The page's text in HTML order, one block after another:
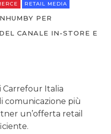
RETAIL MEDIA
PER
CANALE IN-STORE E
Carrefour Italia
comunicazione più
un’offerta retail